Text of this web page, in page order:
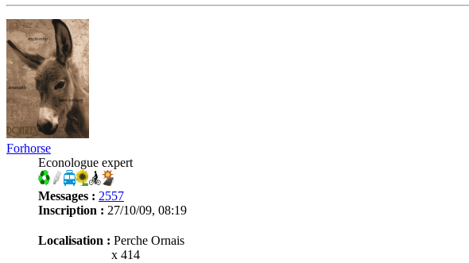
Forhorse
Econologue expert
Messages : 2557
Inscription : 27/10/09, 08:19
Localisation : Perche Ornais
x 414